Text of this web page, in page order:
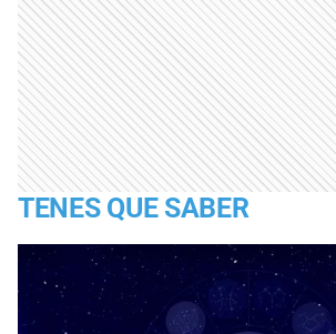
TENES QUE SABER